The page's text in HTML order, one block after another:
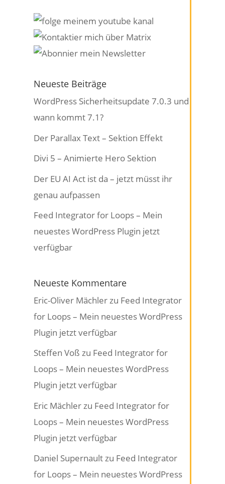
Neueste Beiträge
WordPress Sicherheitsupdate 7.0.3 und
wann kommt 7.1?
Der Parallax Text – Sektion Effekt
Divi 5 – Animierte Hero Sektion
Der EU AI Act ist da – jetzt müsst ihr
genau aufpassen
Feed Integrator for Loops – Mein
neuestes WordPress Plugin jetzt
verfügbar
Neueste Kommentare
Eric-Oliver Mächlerzu Feed Integrator
for Loops – Mein neuestes WordPress
Plugin jetzt verfügbar
Steffen Voß zu Feed Integrator for
Loops – Mein neuestes WordPress
Plugin jetzt verfügbar
Eric Mächlerzu Feed Integrator for
Loops – Mein neuestes WordPress
Plugin jetzt verfügbar
Daniel Supernaultzu Feed Integrator
for Loops – Mein neuestes WordPress